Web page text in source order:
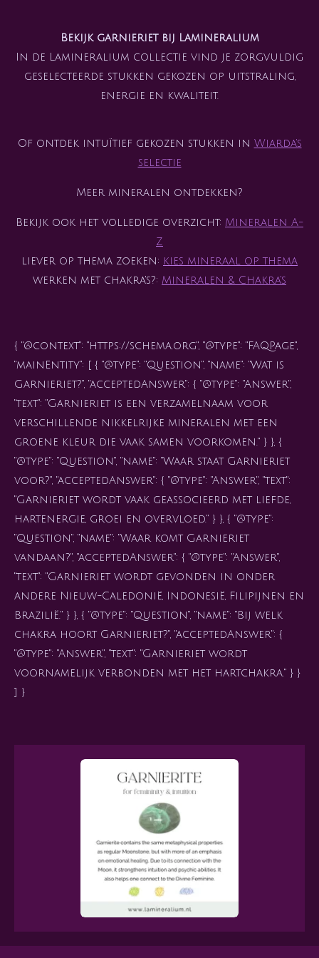
Bekijk garnieriet bij Lamineralium
In de Lamineralium collectie vind je zorgvuldig
geselecteerde stukken gekozen op uitstraling,
energie en kwaliteit.
Of ontdek intuïtief gekozen stukken in Wiarda’s
selectie
Meer mineralen ontdekken?
Bekijk ook het volledige overzicht: Mineralen A-
Z
liever op thema zoeken: kies mineraal op thema
werken met chakra's?: Mineralen & Chakra's
{ "@context": "https://schema.org", "@type": "FAQPage",
"mainEntity": [ { "@type": "Question", "name": "Wat is
Garnieriet?", "acceptedAnswer": { "@type": "Answer",
"text": "Garnieriet is een verzamelnaam voor
verschillende nikkelrijke mineralen met een
groene kleur die vaak samen voorkomen." } }, {
"@type": "Question", "name": "Waar staat Garnieriet
voor?", "acceptedAnswer": { "@type": "Answer", "text":
"Garnieriet wordt vaak geassocieerd met liefde,
hartenergie, groei en overvloed." } }, { "@type":
"Question", "name": "Waar komt Garnieriet
vandaan?", "acceptedAnswer": { "@type": "Answer",
"text": "Garnieriet wordt gevonden in onder
andere Nieuw-Caledonië, Indonesië, Filipijnen en
Brazilië." } }, { "@type": "Question", "name": "Bij welk
chakra hoort Garnieriet?", "acceptedAnswer": {
"@type": "Answer", "text": "Garnieriet wordt
voornamelijk verbonden met het hartchakra." } }
] }